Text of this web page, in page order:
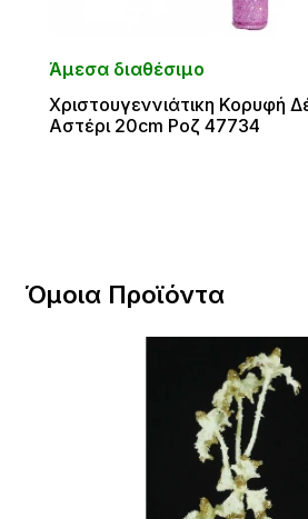
Άμεσα διαθέσιμο
Χριστουγεννιάτικη Κορυφή
Αστέρι 20cm Ροζ 47734
Όμοια Προϊόντα